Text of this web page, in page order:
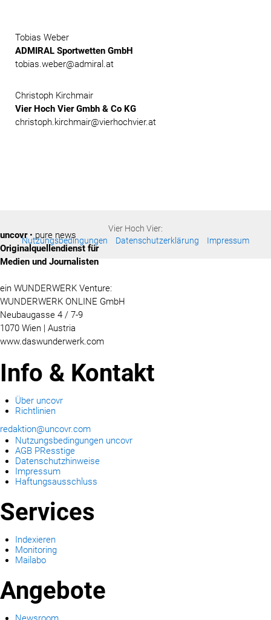
Tobias Weber
ADMIRAL Sportwetten GmbH
tobias.weber@admiral.at
Christoph Kirchmair
Vier Hoch Vier Gmbh & Co KG
christoph.kirchmair@vierhochvier.at
Vier Hoch Vier:
Nutzungsbedingungen
Datenschutzerklärung Impressum
uncovr• pure news
Originalquellendienst für
Medien und Journalisten
ein WUNDERWERK Venture:
WUNDERWERK ONLINE GmbH
Neubaugasse 4 / 7-9
1070 Wien | Austria
www.daswunderwerk.com
Info & Kontakt
Über uncovr
Richtlinien
redaktion@uncovr.com
Nutzungsbedingungen uncovr
AGB PResstige
Datenschutzhinweise
Impressum
Haftungsausschluss
Services
Indexieren
Monitoring
Mailabo
Angebote